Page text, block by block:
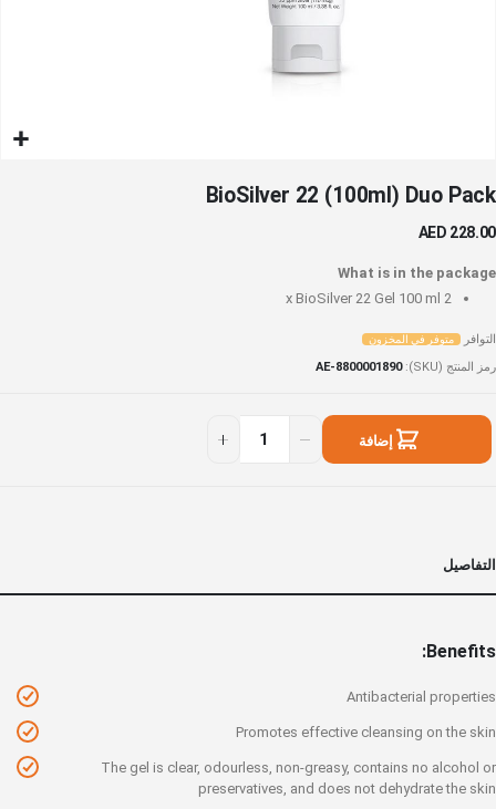
إلى
معرض
الصور
BioSilver 22 (100ml) Duo Pack
AED 228.00
What is in the package
2 x
BioSilver 22 Gel 100 ml
التوافر متوفر في المخزون
رمز المنتج (SKU) AE-8800001890
22
(100ml)
في
المخزون
إضافة
التفاصيل
Benefits:
Antibacterial properties
Promotes effective cleansing on the skin
The gel is clear, odourless, non-greasy, contains no alcohol or
preservatives, and does not dehydrate the skin